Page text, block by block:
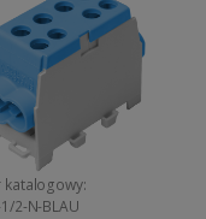
katalogowy:
2-N-BLAU